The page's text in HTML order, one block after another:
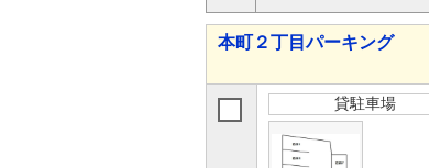
本町２丁目パーキング
貸駐車場